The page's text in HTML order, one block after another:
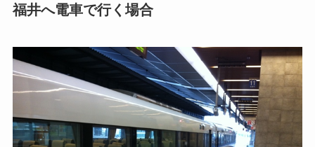
福井へ電車で行く場合